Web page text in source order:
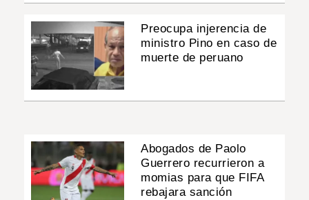
Preocupa injerencia de
ministro Pino en caso de
muerte de peruano
Abogados de Paolo
Guerrero recurrieron a
momias para que FIFA
rebajara sanción